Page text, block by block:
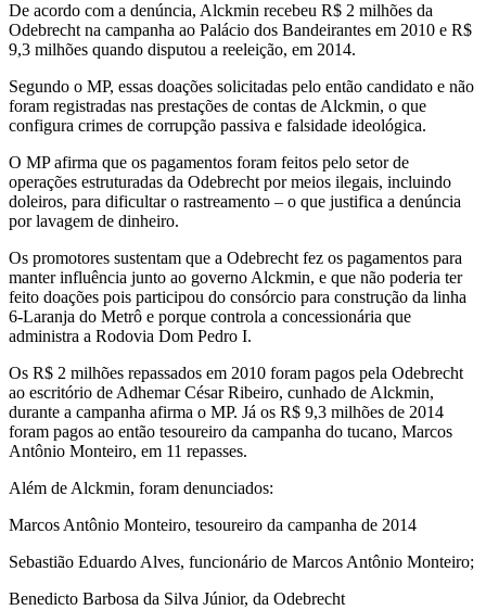
De acordo com a denúncia, Alckmin recebeu R$ 2 milhões da
Odebrecht na campanha ao Palácio dos Bandeirantes em 2010 e R$
9,3 milhões quando disputou a reeleição, em 2014.
Segundo o MP, essas doações solicitadas pelo então candidato e não
foram registradas nas prestações de contas de Alckmin, o que
configura crimes de corrupção passiva e falsidade ideológica.
O MP afirma que os pagamentos foram feitos pelo setor de
operações estruturadas da Odebrecht por meios ilegais, incluindo
doleiros, para dificultar o rastreamento – o que justifica a denúncia
por lavagem de dinheiro.
Os promotores sustentam que a Odebrecht fez os pagamentos para
manter influência junto ao governo Alckmin, e que não poderia ter
feito doações pois participou do consórcio para construção da linha
6-Laranja do Metrô e porque controla a concessionária que
administra a Rodovia Dom Pedro I.
Os R$ 2 milhões repassados em 2010 foram pagos pela Odebrecht
ao escritório de Adhemar César Ribeiro, cunhado de Alckmin,
durante a campanha afirma o MP. Já os R$ 9,3 milhões de 2014
foram pagos ao então tesoureiro da campanha do tucano, Marcos
Antônio Monteiro, em 11 repasses.
Além de Alckmin, foram denunciados:
Marcos Antônio Monteiro, tesoureiro da campanha de 2014
Sebastião Eduardo Alves, funcionário de Marcos Antônio Monteiro;
Benedicto Barbosa da Silva Júnior, da Odebrecht